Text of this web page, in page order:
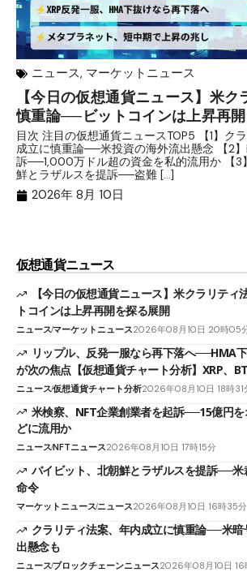
ニュース, マーケットニュース
【今日の仮想通貨ニュース】米
慎重論──ビットコインは上昇再
目次 注目の仮想通貨ニュースTOP5 【1】ク
成立に慎重論──米投資の海外流出懸念 【2
訴──1,000万ドル超の資金を私的流用か 【3
鮮とラザルスを提訴──盗難 […]
2026年 8月 10日
仮想通貨ニュース
【今日の仮想通貨ニュース】米クラリテ
トコインは上昇再開を探る展開
ニュースマーケットニュース2026年08月10日 20時05
リップル、反発一服なら再下落へ──HMA
が次の焦点【仮想通貨チャート分析】XRP、
ニュース仮想通貨チャート分析2026年08月10日 18時31
米検察、NFT企業創業者を起訴──15億円
どに流用か
ニュースNFTニュース2026年08月10日 17時15分
バイビット、北朝鮮とラザルスを提訴──
命令
マーケットニュースニュース2026年08月10日 16時35分
クラリティ法案、年内成立に慎重論──米
出懸念も
ニュースブロックチェーンニュース2026年08月10日 16